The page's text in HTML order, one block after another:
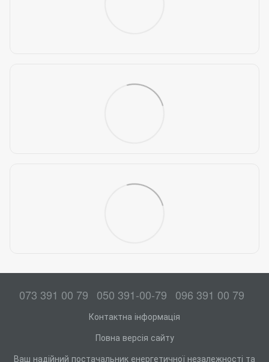
073 391 00 79 050 391-00-79 096 391 00 79
Контактна інформація
Повна версія сайту
Ваш надійний постачальник енергетичної незалежності та